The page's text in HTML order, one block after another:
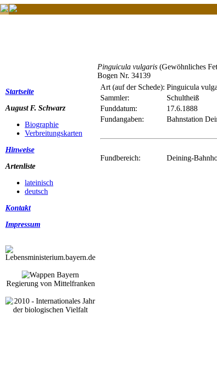
Startseite
August F. Schwarz
Biographie
Verbreitungskarten
Hinweise
Artenliste
lateinisch
deutsch
Kontakt
Impressum
Regierung von Mittelfranken
Pinguicula vulgaris (Gewöhnliches
Bogen Nr. 34139
Art (auf der Schede): Pinguicula
Sammler:
Schultheiß
Funddatum:
17.6.1888
Fundangaben:
Bahnstation
Fundbereich: Deining-